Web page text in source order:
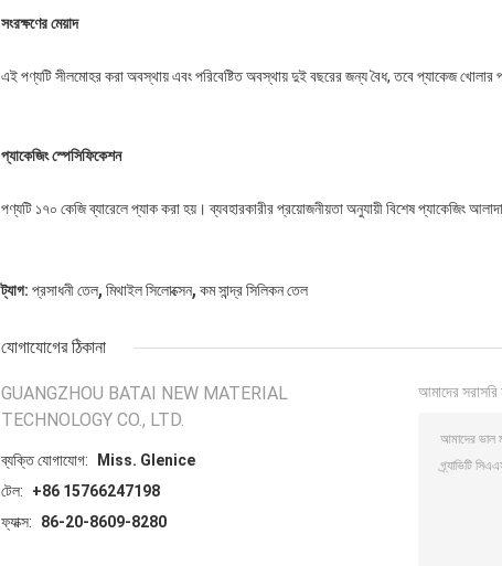
সংরক্ষণের মেয়াদ
এই পণ্যটি সীলমোহর করা অবস্থায় এবং পরিবেষ্টিত অবস্থায় দুই বছরের জন্য বৈধ, তবে প্যাকেজ খোলার
প্যাকেজিং স্পেসিফিকেশন
পণ্যটি ১৭০ কেজি ব্যারেলে প্যাক করা হয়। ব্যবহারকারীর প্রয়োজনীয়তা অনুযায়ী বিশেষ প্যাকেজিং
ট্যাগ: প্রসাধনী তেল, মিথাইল সিলোক্সেন, কম সান্দ্র সিলিকন তেল
যোগাযোগের ঠিকানা
GUANGZHOU BATAI NEW MATERIAL
TECHNOLOGY CO., LTD.
ব্যক্তি যোগাযোগ:
Miss. Glenice
টেল:
+86 15766247198
ফ্যাক্স:
86-20-8609-8280
আমাদের